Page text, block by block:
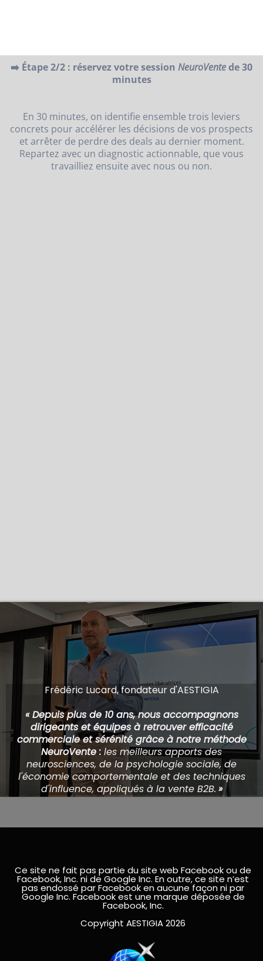
➡️ Étape 2/2 : réservez votre session NeuroVentede 30
minutes
En 30 minutes, on identifie ensemble trois leviers
concrets pour accélérer les décisions de vos prospects
et arrêter de perdre des deals au dernier moment.
Repartez avec un diagnostic actionnable, que vous
travailliez ensuite avec nous ou non.
Frédéric Lucard, fondateur d'AESTIGIA
« Depuis plus de 10 ans, nous accompagnons
dirigeants et équipes à retrouver efficacité
commerciale et sérénité grâce à notre méthode
NeuroVente : les meilleurs apports des
neurosciences, de la psychologie sociale, de
l'économie comportementale et des techniques
d'influence, appliqués à la vente B2B. »
Ce site ne fait pas partie du site web Facebook ou de
Facebook, Inc. ni de Google Inc. En outre, ce site n’est
pas endossé par Facebook en aucune façon ni par
Google Inc. Facebook est une marque déposée de
Facebook, Inc.
Copyright AESTIGIA 2026